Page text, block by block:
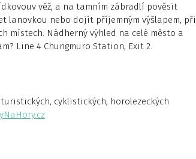
věž, a na tamním zábradlí pověsit
lanovkou nebo dojít příjemným výšlapem, při
místech. Nádherný výhled na celé město a
Line 4 Chungmuro Station, Exit 2.
cyklistických, horolezeckých